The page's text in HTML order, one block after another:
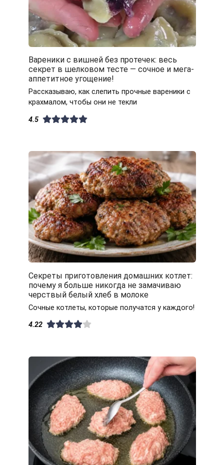
Вареники с вишней без протечек: весь
секрет в шелковом тесте — сочное и мега-
аппетитное угощение!
Рассказываю, как слепить прочные вареники с
крахмалом, чтобы они не текли
4.5
Секреты приготовления домашних котлет:
почему я больше никогда не замачиваю
черствый белый хлеб в молоке
Сочные котлеты, которые получатся у каждого!
4.22